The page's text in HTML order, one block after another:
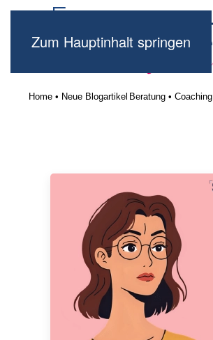
Zum Hauptinhalt springen
Home • Neue Blogartikel Beratung • Coaching